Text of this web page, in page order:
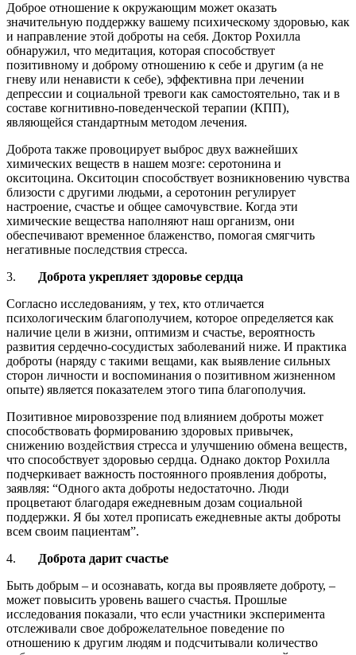
Доброе отношение к окружающим может оказать
значительную поддержку вашему психическому здоровью, как
и направление этой доброты на себя. Доктор Рохилла
обнаружил, что медитация, которая способствует
позитивному и доброму отношению к себе и другим (а не
гневу или ненависти к себе), эффективна при лечении
депрессии и социальной тревоги как самостоятельно, так и в
составе когнитивно-поведенческой терапии (КПП),
являющейся стандартным методом лечения.
Доброта также провоцирует выброс двух важнейших
химических веществ в нашем мозге: серотонина и
окситоцина. Окситоцин способствует возникновению чувства
близости с другими людьми, а серотонин регулирует
настроение, счастье и общее самочувствие. Когда эти
химические вещества наполняют наш организм, они
обеспечивают временное блаженство, помогая смягчить
негативные последствия стресса.
3.
Доброта укрепляет здоровье сердца
Согласно исследованиям, у тех, кто отличается
психологическим благополучием, которое определяется как
наличие цели в жизни, оптимизм и счастье, вероятность
развития сердечно-сосудистых заболеваний ниже. И практика
доброты (наряду с такими вещами, как выявление сильных
сторон личности и воспоминания о позитивном жизненном
опыте) является показателем этого типа благополучия.
Позитивное мировоззрение под влиянием доброты может
способствовать формированию здоровых привычек,
снижению воздействия стресса и улучшению обмена веществ,
что способствует здоровью сердца. Однако доктор Рохилла
подчеркивает важность постоянного проявления доброты,
заявляя: “Одного акта доброты недостаточно. Люди
процветают благодаря ежедневным дозам социальной
поддержки. Я бы хотел прописать ежедневные акты доброты
всем своим пациентам”.
4.
Доброта дарит счастье
Быть добрым – и осознавать, когда вы проявляете доброту, –
может повысить уровень вашего счастья. Прошлые
исследования показали, что если участники эксперимента
отслеживали свое доброжелательное поведение по
отношению к другим людям и подсчитывали количество